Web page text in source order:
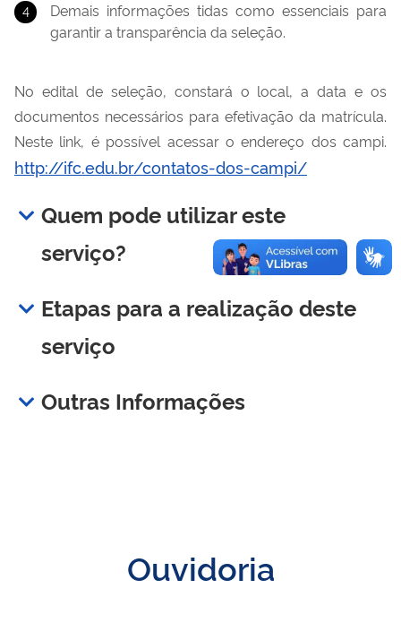
Demais informações tidas como essenciais para
garantir a transparência da seleção.
No edital de seleção, constará o local, a data e os
documentos necessários para efetivação da matrícula.
Neste link, é possível acessar o endereço dos campi.
http://ifc.edu.br/contatos-dos-campi/
Quem pode utilizar este
serviço?
Etapas para a realização deste
serviço
Outras Informações
Ouvidoria